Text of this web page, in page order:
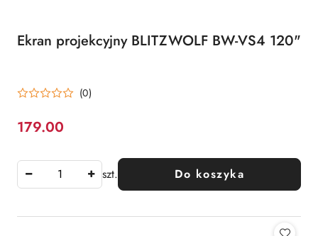
Ekran projekcyjny BLITZWOLF BW-VS4 120"
(0)
Cena:
179.00
szt. Do koszyka